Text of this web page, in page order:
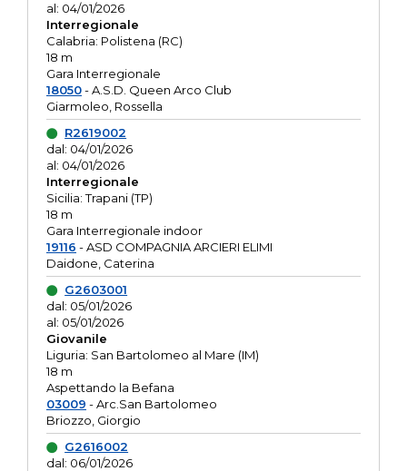
al: 04/01/2026
Interregionale
Calabria: Polistena (RC)
18 m
Gara Interregionale
18050- A.S.D. Queen Arco Club
Giarmoleo, Rossella
R2619002
dal: 04/01/2026
al: 04/01/2026
Interregionale
Sicilia: Trapani (TP)
18 m
Gara Interregionale indoor
19116 - ASD COMPAGNIA ARCIERI ELIMI
Daidone, Caterina
G2603001
dal: 05/01/2026
al: 05/01/2026
Giovanile
Liguria: San Bartolomeo al Mare (IM)
18 m
Aspettando la Befana
03009 - Arc.San Bartolomeo
Briozzo, Giorgio
G2616002
dal: 06/01/2026